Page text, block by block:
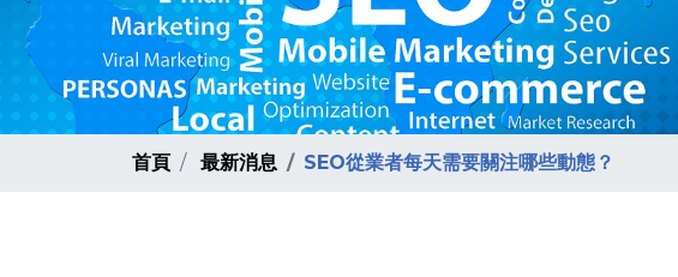
首頁 最新消息 SEO從業者每天需要關注哪些動態？